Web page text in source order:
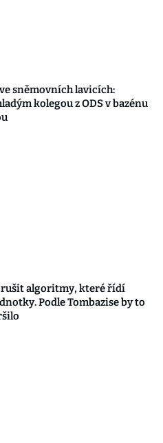
sněmovních lavicích:
kolegou z ODS v bazénu
rušit algoritmy, které řídí
Podle Tombazise by to